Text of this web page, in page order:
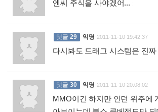
엔씨 주식을 사야겠어...
댓글 29 익명 2011-11-10 19:42:37
다시봐도 드래그 시스템은 진
댓글 30 익명 2011-11-10 20:08:02
MMO이긴 하지만 인던 위주에